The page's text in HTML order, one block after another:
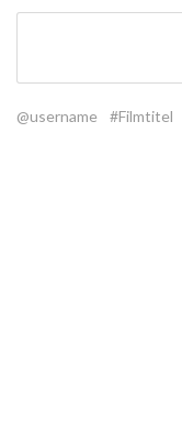
@username #Filmtitel